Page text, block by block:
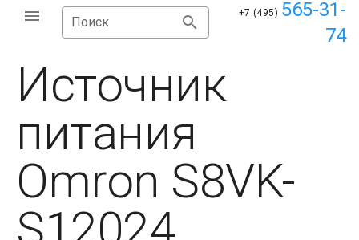
Поиск
+7 (495) 565-31-
74
Источник
питания
Omron S8VK-